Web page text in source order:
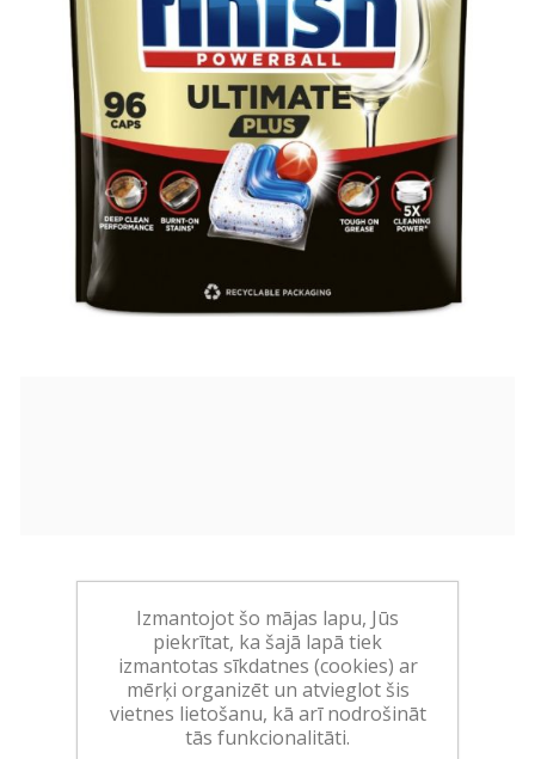
48,00€
(0,50 EUR/tablete)
Ražotājs:RECKITT BENCKISER HC
Pieejamība: >10 vienības noliktavā
Izmantojot šo mājas lapu, Jūs
piekrītat, ka šajā lapā tiek
izmantotas sīkdatnes (cookies) ar
mērķi organizēt un atvieglot šis
vietnes lietošanu, kā arī nodrošināt
tās funkcionalitāti.